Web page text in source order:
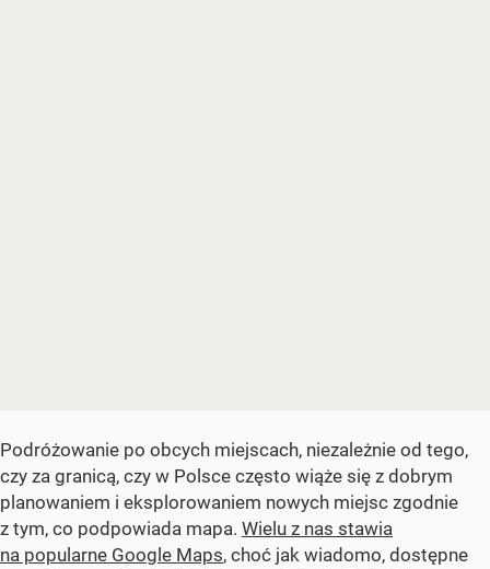
Podróżowanie po obcych miejscach, niezależnie od tego,
czy za granicą, czy w Polsce często wiąże się z dobrym
planowaniem i eksplorowaniem nowych miejsc zgodnie
z tym, co podpowiada mapa. Wielu z nas stawia
na popularne Google Maps, choć jak wiadomo, dostępne